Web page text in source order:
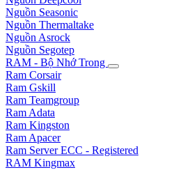
Nguồn Seasonic
Nguồn Thermaltake
Nguồn Asrock
Nguồn Segotep
RAM - Bộ Nhớ Trong
Ram Corsair
Ram Gskill
Ram Teamgroup
Ram Adata
Ram Kingston
Ram Apacer
Ram Server ECC - Registered
RAM Kingmax